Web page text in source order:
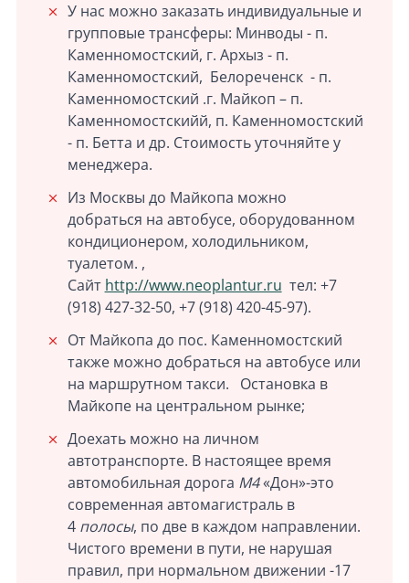
У нас можно заказать индивидуальные и
групповые трансферы: Минводы - п.
Каменномостский, г. Архыз - п.
Каменномостский, Белореченск - п.
Каменномостский .г. Майкоп – п.
Каменномостскийй, п. Каменномостский
- п. Бетта и др. Стоимость уточняйте у
менеджера.
Из Москвы до Майкопа можно
добраться на автобусе, оборудованном
кондиционером, холодильником,
туалетом. ,
Сайт http://www.neoplantur.ru тел: +7
(918) 427-32-50, +7 (918) 420-45-97).
От Майкопа до пос. Каменномостский
также можно добраться на автобусе или
на маршрутном такси. Остановка в
Майкопе на центральном рынке;
Доехать можно на личном
автотранспорте. В настоящее время
автомобильная дорога М4«Дон»-это
современная автомагистраль в
4полосы, по две в каждом направлении.
Чистого времени в пути, не нарушая
правил, при нормальном движении -17